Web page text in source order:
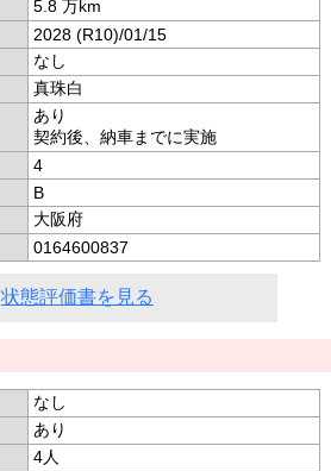
5.8 万km
2028 (R10)/01/15
なし
真珠白
あり
契約後、納車までに実施
4
B
大阪府
0164600837
状態評価書を見る
なし
あり
4人